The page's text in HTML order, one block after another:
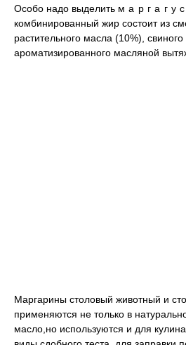
Особо надо выделить
комбинированный жир состоит из
растительного масла (10%),
ароматизированного масляной
Маргарины столовый животный и
применяются не только в
масло,но используются и для